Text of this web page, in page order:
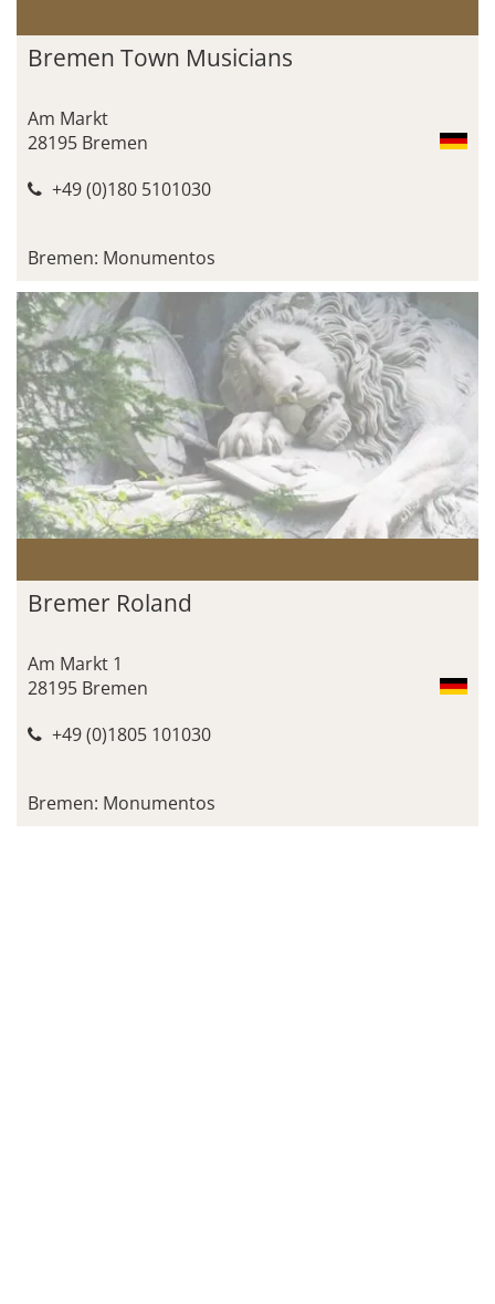
Bremen Town Musicians
Am Markt
28195 Bremen
+49 (0)180 5101030
Bremen: Monumentos
Bremer Roland
Am Markt 1
28195 Bremen
+49 (0)1805 101030
Bremen: Monumentos